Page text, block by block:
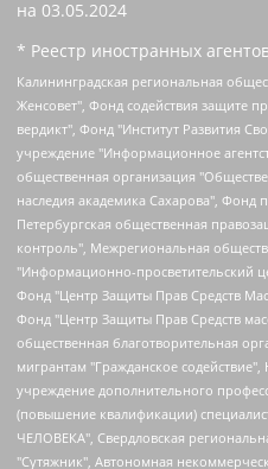
на 03.05.2024
* Реестр иностранных
Калининградская региональная общественная организация "Экозащита!-Женсовет", Фонд содействия защите прав и свобод граждан "Общественный вердикт", Фонд "Институт Развития Свободы Информации", Частное учреждение "Информационное агентство МЕМО. РУ", Региональная общественная организация "Общественная комиссия по сохранению наследия академика Сахарова", Фонд поддержки свободы прессы, Санкт-Петербургская общественная правозащитная организация "Гражданский контроль", Межрегиональная общественная организация "Информационно-просветительский центр "Мемориал", Региональный Фонд "Центр Защиты Прав Средств Массовой Информации", с 05.12.2023 Фонд "Центр Защиты Прав Средств массовой информации", Региональная общественная благотворительная организация помощи беженцам и мигрантам "Гражданское содействие", Негосударственное образовательное учреждение дополнительного профессионального образования (повышение квалификации) специалистов "АКАДЕМИЯ ПО ПРАВАМ ЧЕЛОВЕКА", Свердловская региональная общественная организация "Сутяжник", Автономная некоммерческая организация "Центр независимых социологических исследований", Союз общественных объединений "Российский исследовательский центр по правам человека", Региональное общественное учреждение научно-информационный центр "МЕМОРИАЛ", Некоммерческая организация "Фонд защиты гласности", Автономная некоммерческая организация "Институт прав человека", Городская общественная организация "Екатеринбургское общество "МЕМОРИАЛ", Городская общественная организация "Рязанское историко-просветительское и правозащитное общество "Мемориал" (Рязанский Мемориал), Челябинский региональный орган общественной самодеятельности – женское общественное объединение "Женщины Евразии", Челябинский региональный орган общественной самодеятельности "Уральская правозащитная группа", Фонд содействия защите здоровья и социальной справедливости имени Андрея Рылькова, Автономная Некоммерческая Организация "Аналитический Центр Юрия Левады", Автономная некоммерческая организация социальной поддержки населения "Проект Апрель", Региональная общественная организация помощи женщинам и детям, находящимся в кризисной ситуации "Информационно-методический центр "Анна", Фонд содействия развитию массовых коммуникаций и правовому просвещению "Так-так-Так", Фонд содействия устойчивому развитию "Серебряная тайга", Свердловский региональный общественный фонд социальных проектов "Новое время", "Idel.Реалии", Кавказ.Реалии, Крым.Реалии, Телеканал Настоящее Время, Татаро-башкирская служба Радио Свобода (Azatliq Radiosi), Радио Свободная Европа/Радио Свобода (PCE/PC), "Сибирь.Реалии", "Фактограф", Благотворительный фонд помощи осужденным и их семьям, Автономная некоммерческая организация "Институт глобализации и социальных движений", Фонд "В защиту прав заключенных", Частное учреждение "Центр поддержки и содействия развитию средств массовой информации", Пензенский региональный общественный благотворительный фонд "Гражданский союз", "Север.Реалии", Некоммерческая организация Фонд "Правовая инициатива", Общество с ограниченной ответственностью "Радио Свободная Европа/Радио Свобода", Чешское информационное агентство "MEDIUM-ORIENT", Красноярская региональная общественная организация "Мы против СПИДа", Камалягин Денис Николаевич, Маркелов Сергей Евгеньевич, Пономарев Лев Александрович, Савицкая Людмила Алексеевна, Автономная некоммерческая организация "Центр по работе с проблемой насилия "НАСИЛИЮ.НЕТ", Межрегиональный профессиональный союз работников здравоохранения "Альянс врачей", Юридическое лицо, зарегистрированное в Латвийской Республике, SIA "Medusa Project" (регистрационный номер 40103797863, дата регистрации 10.06.2014), Некоммерческая организация "Фонд по борьбе с коррупцией", Автономная некоммерческая организация "Институт права и публичной политики", Баданин Роман Сергеевич, Гликин Максим Александрович, Железнова Мария Михайловна, Лукьянова Юлия Сергеевна, Маетная Елизавета Витальевна, Маняхин Петр Борисович, Чуракова Ольга Владимировна, Ярош Юлия Петровна, Юридическое лицо "The Insider SIA", зарегистрированное в Риге, Латвийская Республика (дата регистрации 26.06.2015), являющееся администратором доменного имени интернет-издания "The Insider SIA", https://theins.ru, Постернак Алексей Евгеньевич, Рубин Михаил Аркадьевич, Анин Роман Александрович, Юридическое лицо Istories fonds, зарегистрированное в Латвийской Республике (регистрационный номер 50008295751, дата регистрации 24.02.2020), Великовский Дмитрий Александрович, Долинина Ирина Николаевна, Мароховская Алеся Алексеевна, Шлейнов Роман Юрьевич, Шмагун Олеся Валентиновна, Общество с ограниченной ответственностью "Альтаир 2021", Общество с ограниченной ответственностью "Вега 2021", Общество с ограниченной ответственностью "Главный редактор 2021", Общество с ограниченной ответственностью "Ромашки монолит", Важенков Артем Валерьевич, Ивановская областная общественная организация "Центр гендерных исследований", Гурман Юрий Альбертович, Медиапроект "ОВД-Инфо", Егоров Владимир Владимирович, Жилинский Владимир Александрович, Общество с ограниченной ответственностью "ЗП", Иванова София Юрьевна,